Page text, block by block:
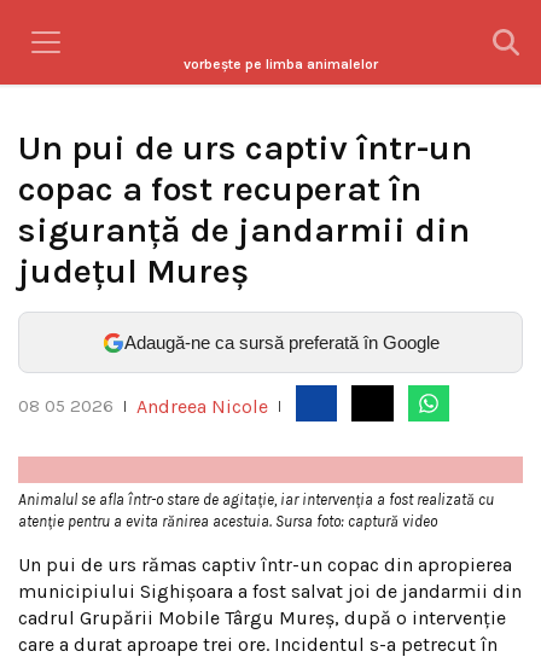
vorbeşte pe limba animalelor
Un pui de urs captiv într-un
copac a fost recuperat în
siguranță de jandarmii din
județul Mureș
Adaugă-ne ca sursă preferată în Google
08 05 2026 Andreea Nicole
Animalul se afla într-o stare de agitație, iar intervenția a fost realizată cu
atenție pentru a evita rănirea acestuia. Sursa foto: captură video
Un pui de urs rămas captiv într-un copac din apropierea
municipiului Sighișoara a fost salvat joi de jandarmii din
cadrul Grupării Mobile Târgu Mureș, după o intervenție
care a durat aproape trei ore. Incidentul s-a petrecut în